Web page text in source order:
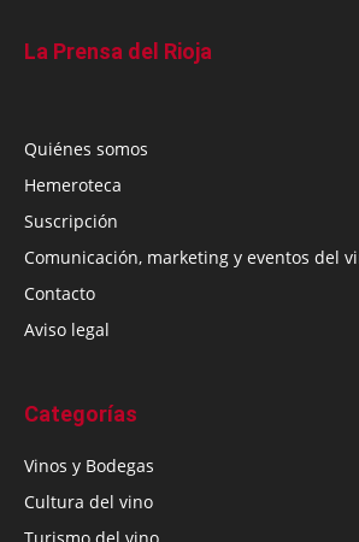
La Prensa del Rioja
Quiénes somos
Hemeroteca
Suscripción
Comunicación, marketing y eventos del
Contacto
Aviso legal
Categorías
Vinos y Bodegas
Cultura del vino